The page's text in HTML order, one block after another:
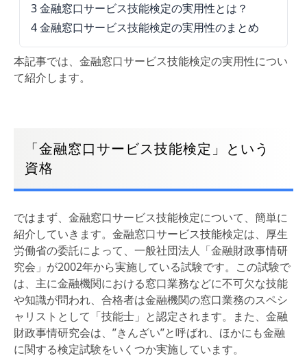
3金融窓口サービス技能検定の実用性とは？
4金融窓口サービス技能検定の実用性のまとめ
本記事では、金融窓口サービス技能検定の実用性につい
て紹介します。
「金融窓口サービス技能検定」という
資格
ではまず、金融窓口サービス技能検定について、簡単に
紹介していきます。金融窓口サービス技能検定は、厚生
労働省の委託によって、一般社団法人「金融財政事情研
究会」が2002年から実施している試験です。この試験で
は、主に金融機関における窓口業務などに不可欠な技能
や知識が問われ、合格者は金融機関の窓口業務のスペシ
ャリストとして「技能士」と認定されます。また、金融
財政事情研究会は、”きんざい”と呼ばれ、ほかにも金融
に関する検定試験をいくつか実施しています。